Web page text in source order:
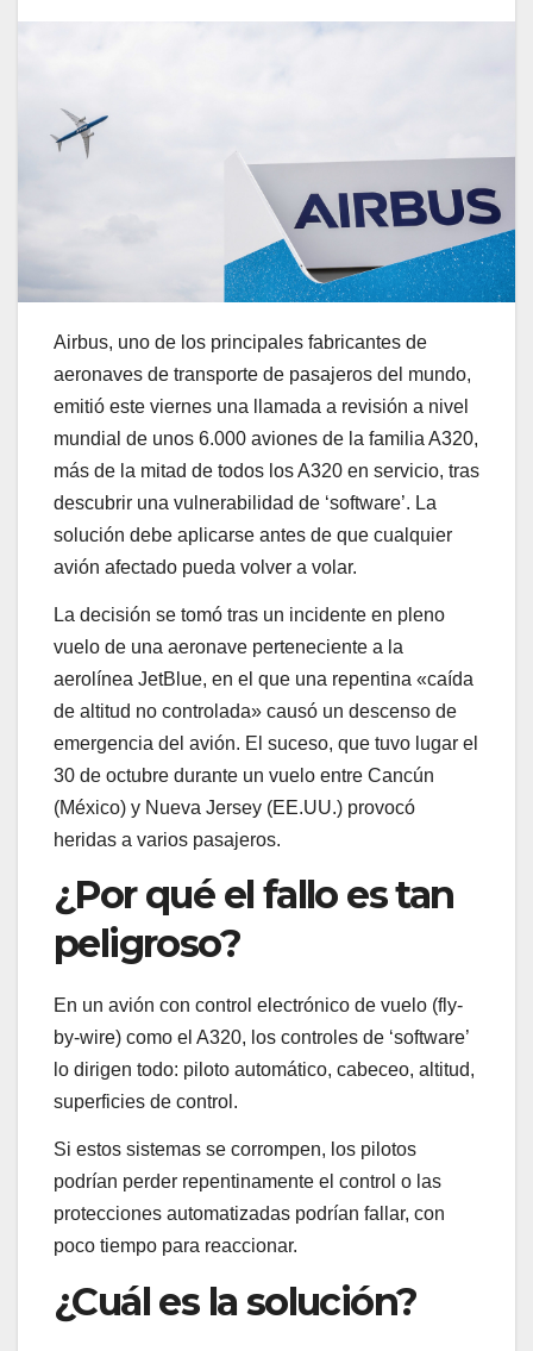
Airbus, uno de los principales fabricantes de
aeronaves de transporte de pasajeros del mundo,
emitió este viernes una llamada a revisión a nivel
mundial de unos 6.000 aviones de la familia A320,
más de la mitad de todos los A320 en servicio, tras
descubrir una vulnerabilidad de ‘software’. La
solución debe aplicarse antes de que cualquier
avión afectado pueda volver a volar.
La decisión se tomó tras un incidente en pleno
vuelo de una aeronave perteneciente a la
aerolínea JetBlue, en el que una repentina «caída
de altitud no controlada» causó un descenso de
emergencia del avión. El suceso, que tuvo lugar el
30 de octubre durante un vuelo entre Cancún
(México) y Nueva Jersey (EE.UU.) provocó
heridas a varios pasajeros.
¿Por qué el fallo es tan
peligroso?
En un avión con control electrónico de vuelo (fly-
by-wire) como el A320, los controles de ‘software’
lo dirigen todo: piloto automático, cabeceo, altitud,
superficies de control.
Si estos sistemas se corrompen, los pilotos
podrían perder repentinamente el control o las
protecciones automatizadas podrían fallar, con
poco tiempo para reaccionar.
¿Cuál es la solución?